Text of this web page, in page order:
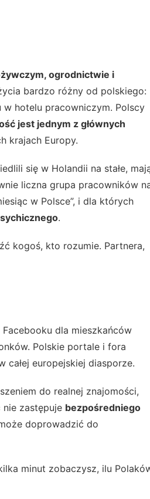
ogrodnictwie i
bardzo różny od polskiego:
w hotelu pracowniczym. Polscy
jest jednym z głównych
krajach Europy.
się w Holandii na stałe,
liczna grupa pracowników
w Polsce”, i dla których
.
kogoś, kto rozumie. Partnera,
dla mieszkańców
Polskie portale i fora
całej europejskiej diasporze.
do realnej znajomości,
zastępuje bezpośredniego
doprowadzić do
minut zobaczysz, ilu